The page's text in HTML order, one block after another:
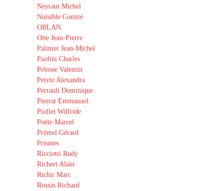
Neyraut Michel
Nuisible Comité
ORLAN
Otte Jean-Pierre
Palmier Jean-Michel
Paolini Charles
Pelosse Valentin
Peretz Alexandra
Perrault Dominique
Pierrat Emmanuel
Piollet Wilfride
Poëte Marcel
Prémel Gérard
Prismes
Ricciotti Rudy
Richert Alain
Richir Marc
Rossin Richard